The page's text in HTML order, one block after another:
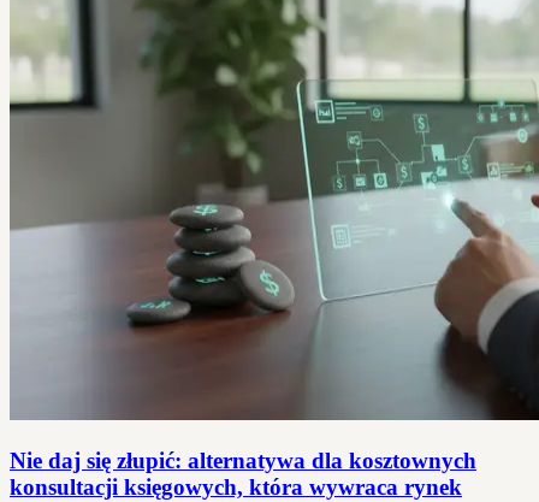
Nie daj się złupić: alternatywa dla kosztownych
konsultacji księgowych, która wywraca rynek